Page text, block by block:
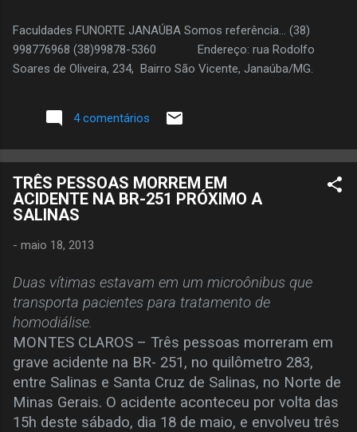
Faculdades FUNORTE JANAÚBA Somos referência... (38)
998776968 (38)99878-5360 Endereço: rua Rodolfo
Soares de Oliveira, 234, Bairro São Vicente, Janaúba/MG.
4 comentários
TRÊS PESSOAS MORREM EM
ACIDENTE NA BR-251 PRÓXIMO A
SALINAS
- maio 18, 2013
Duas vítimas estavam em um microônibus que
transporta pacientes para tratamento de
homodiálise.
MONTES CLAROS – Três pessoas morreram em
grave acidente na BR- 251, no quilômetro 283,
entre Salinas e Santa Cruz de Salinas, no Norte de
Minas Gerais. O acidente aconteceu por volta das
15h deste sábado, dia 18 de maio, e envolveu três